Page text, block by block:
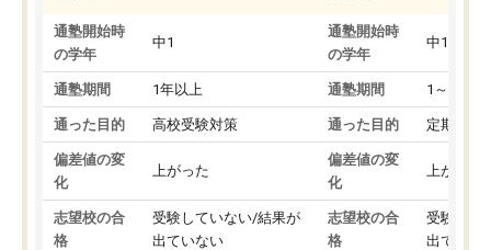
通塾開始時
の学年
中1
通塾期間 1年以上
通った目的 高校受験対策
偏差値の変
化
上がった
志望校の合
格
受験していない/結果が
出ていない
通塾開始時
の学年
中1
通塾期間 1～3ヵ月
通った目的 定期テス
偏差値の変
化
上がった
志望校の合
格
受験して
出ていな